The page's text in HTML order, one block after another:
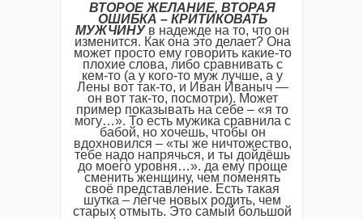
ВТОРОЕ ЖЕЛАНИЕ, ВТОРАЯ
ОШИБКА – КРИТИКОВАТЬ
МУЖЧИНУв надежде на то, что он
изменится. Как она это делает? Она
может просто ему говорить какие-то
плохие слова, либо сравнивать с
кем-то (а у кого-то муж лучше, а у
Лены вот так-то, и Иван Иваныч —
он вот так-то, посмотри). Может
пример показывать на себе – «я то
могу…». То есть мужика сравнила с
бабой, но хочешь, чтобы он
вдохновился – «ты же ничтожество,
тебе надо напрячься, и ты дойдёшь
до моего уровня…». да ему проще
сменить женщину, чем поменять
своё представление. Есть такая
шутка – легче новых родить, чем
старых отмыть. Это самый большой